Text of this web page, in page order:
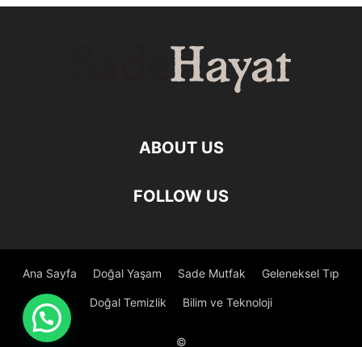
ABOUT US
FOLLOW US
Ana Sayfa Doğal Yaşam Sade Mutfak Geleneksel Tıp
Doğal Temizlik Bilim ve Teknoloji
©